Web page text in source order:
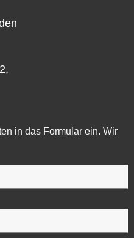
in das Formular ein. Wir